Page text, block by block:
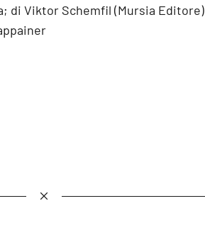
di Viktor Schemfil (Mursia Editore)